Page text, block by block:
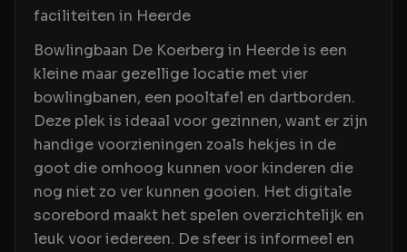
faciliteiten in Heerde
Bowlingbaan De Koerberg in Heerde is een
kleine maar gezellige locatie met vier
bowlingbanen, een pooltafel en dartborden.
Deze plek is ideaal voor gezinnen, want er zijn
handige voorzieningen zoals hekjes in de
goot die omhoog kunnen voor kinderen die
nog niet zo ver kunnen gooien. Het digitale
scorebord maakt het spelen overzichtelijk en
leuk voor iedereen. De sfeer is informeel en